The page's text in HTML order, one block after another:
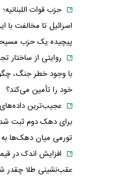
حزب قوات
اسرائیل تا مخالفت با
پیچیده یک حزب
روایتی از ساختار
با وجود خطر جنگ،
خود را تأمین می‌کند؟
عجیب‌ترین
برای دهک دوم ثبت
تورمی میان دهک‌ها به ۹.۶
افزایش اندک در
عقب‌نشینی طلا چقدر